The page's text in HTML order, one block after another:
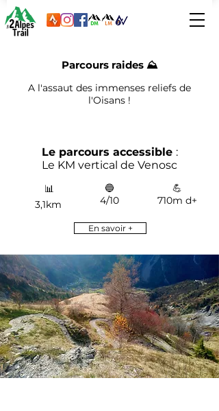
Parcours raides ⛰️
A l'assaut des immenses reliefs de
l'Oisans !
Le parcours accessible :
Le KM vertical de Venosc
🔵
4/10
📊
3,1km
💪
710m d+
En savoir +